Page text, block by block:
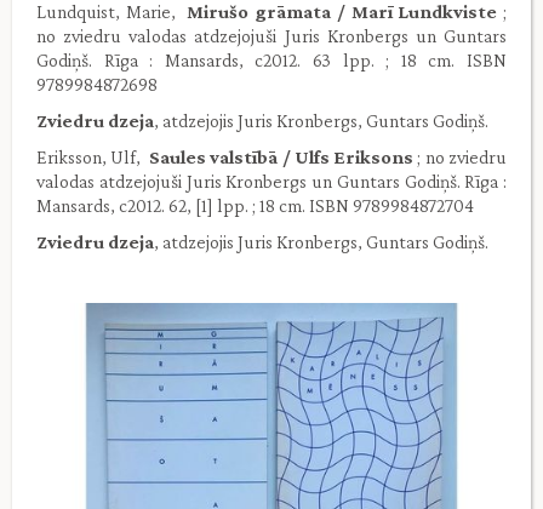
Lundquist, Marie, Mirušo grāmata / Marī Lundkviste ;
no zviedru valodas atdzejojuši Juris Kronbergs un Guntars
Godiņš. Rīga : Mansards, c2012. 63 lpp. ; 18 cm. ISBN
9789984872698
Zviedru dzeja, atdzejojis Juris Kronbergs, Guntars Godiņš.
Eriksson, Ulf, Saules valstībā / Ulfs Eriksons ; no zviedru
valodas atdzejojuši Juris Kronbergs un Guntars Godiņš. Rīga :
Mansards, c2012. 62, [1] lpp. ; 18 cm. ISBN 9789984872704
Zviedru dzeja, atdzejojis Juris Kronbergs, Guntars Godiņš.